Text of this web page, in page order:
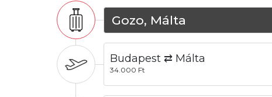
Gozo, Málta
Budapest ⇄ Málta
34.000 Ft